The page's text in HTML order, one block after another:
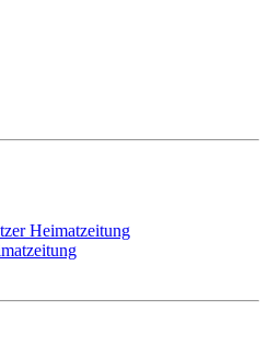
Heimatzeitung